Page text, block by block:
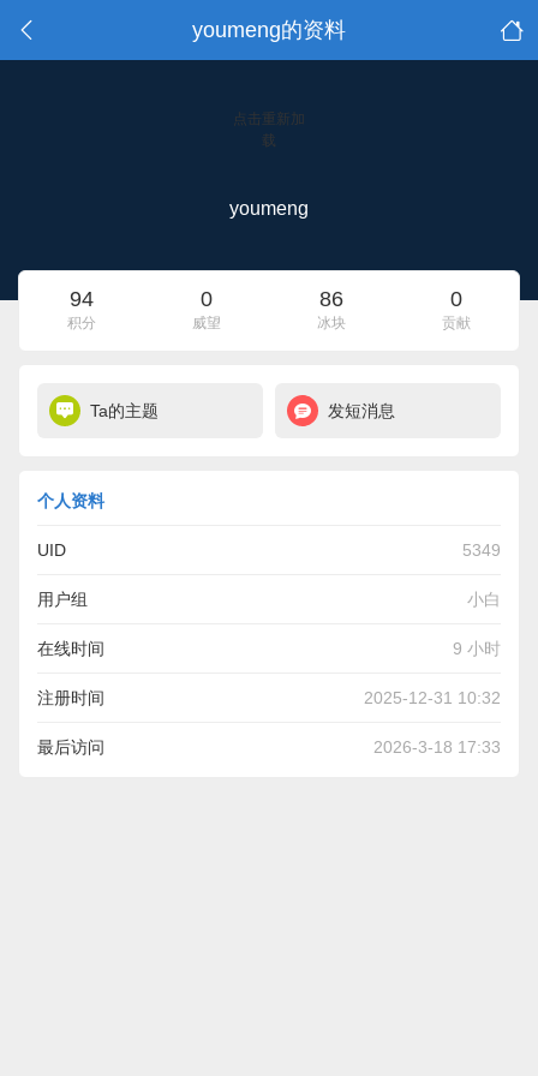
youmeng的资料
点击重新加
载
youmeng
94
积分
0
威望
86
冰块
0
贡献
Ta的主题 发短消息
个人资料
UID 5349
用户组 小白
在线时间 9 小时
注册时间 2025-12-31 10:32
最后访问 2026-3-18 17:33